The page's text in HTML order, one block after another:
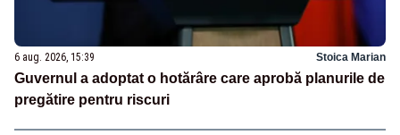
6 aug. 2026, 15:39 Stoica Marian
Guvernul a adoptat o hotărâre care aprobă planurile de
pregătire pentru riscuri